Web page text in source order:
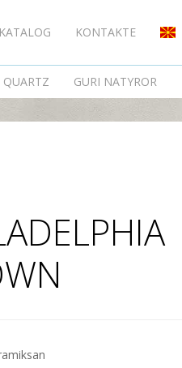
KATALOG KONTAKTE
QUARTZ GURI NATYROR